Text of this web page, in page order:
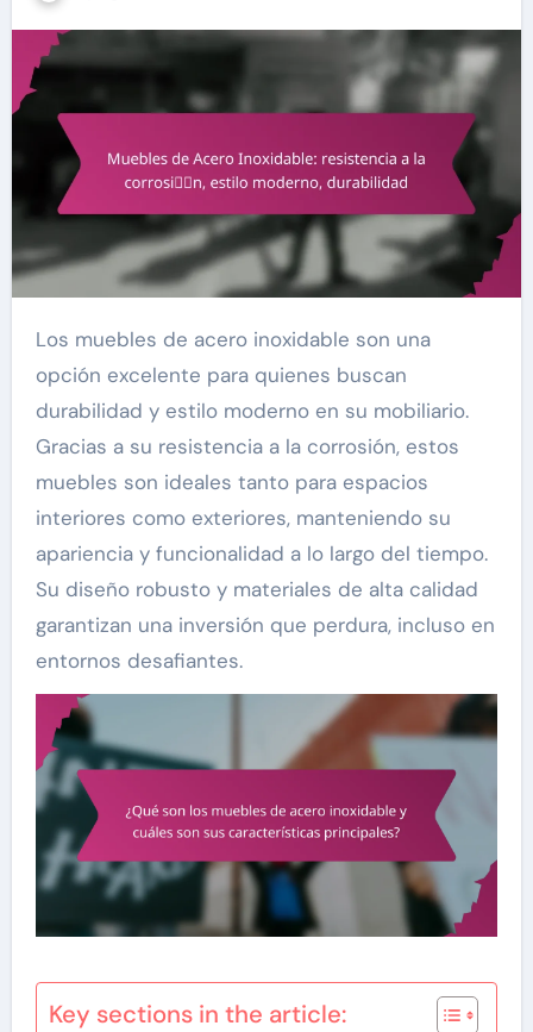
Los muebles de acero inoxidable son una
opción excelente para quienes buscan
durabilidad y estilo moderno en su mobiliario.
Gracias a su resistencia a la corrosión, estos
muebles son ideales tanto para espacios
interiores como exteriores, manteniendo su
apariencia y funcionalidad a lo largo del tiempo.
Su diseño robusto y materiales de alta calidad
garantizan una inversión que perdura, incluso en
entornos desafiantes.
Key sections in the article: